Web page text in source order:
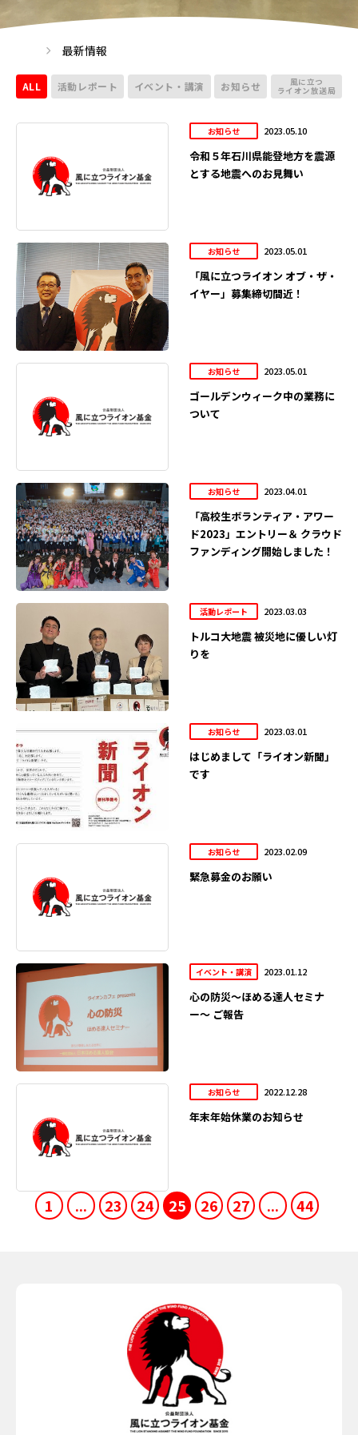
最新情報
ALL 活動レポート イベント・講演 お知らせ 風に立つ
ライオン放送局
お知らせ 2023.05.10
令和５年石川県能登地方を震源
とする地震へのお見舞い
お知らせ 2023.05.01
「風に立つライオン オブ・ザ・
イヤー」募集締切間近！
お知らせ 2023.05.01
ゴールデンウィーク中の業務に
ついて
お知らせ 2023.04.01
「高校生ボランティア・アワー
ド2023」エントリー＆ クラウド
ファンディング開始しました！
活動レポート 2023.03.03
トルコ大地震 被災地に優しい灯
りを
お知らせ 2023.03.01
はじめまして「ライオン新聞」
です
お知らせ 2023.02.09
緊急募金のお願い
イベント・講演 2023.01.12
心の防災〜ほめる達人セミナ
ー〜 ご報告
お知らせ 2022.12.28
年末年始休業のお知らせ
1 ... 23 24 25 26 27 ... 44